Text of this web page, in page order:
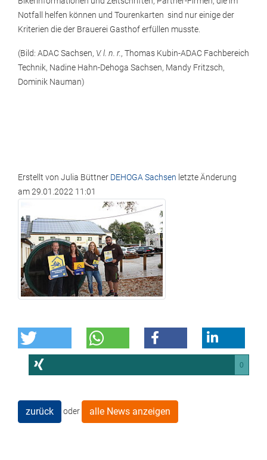
Notfall helfen können und Tourenkarten sind nur einige der
Kriterien die der Brauerei Gasthof erfüllen musste.
(Bild: ADAC Sachsen, V. l. n. r., Thomas Kubin-ADAC Fachbereich
Technik, Nadine Hahn-Dehoga Sachsen, Mandy Fritzsch,
Dominik Nauman)
Erstellt von Julia Büttner DEHOGA Sachsen letzte Änderung
am29.01.2022 11:01
0
zurück oder alle News anzeigen